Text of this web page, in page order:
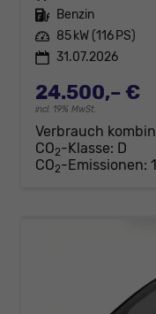
Kraftstoff Benzin
Leistung 85 kW (116 PS)
31.07.2026
24.500,– €
incl. 19% MwSt.
Verbrauch
CO2-Klasse: D
CO2-Emissionen: